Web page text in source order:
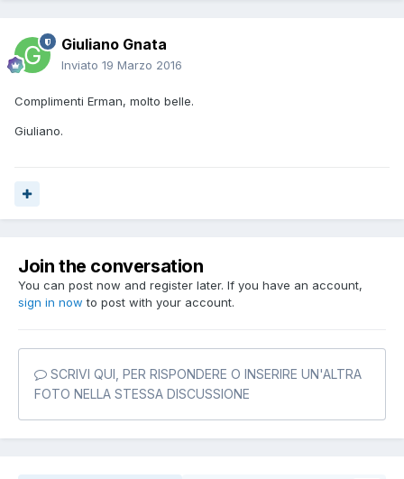
Giuliano Gnata
Inviato 19 Marzo 2016
Complimenti Erman, molto belle.
Giuliano.
Join the conversation
You can post now and register later. If you have an account,
sign in now to post with your account.
SCRIVI QUI, PER RISPONDERE O INSERIRE UN'ALTRA
FOTO NELLA STESSA DISCUSSIONE